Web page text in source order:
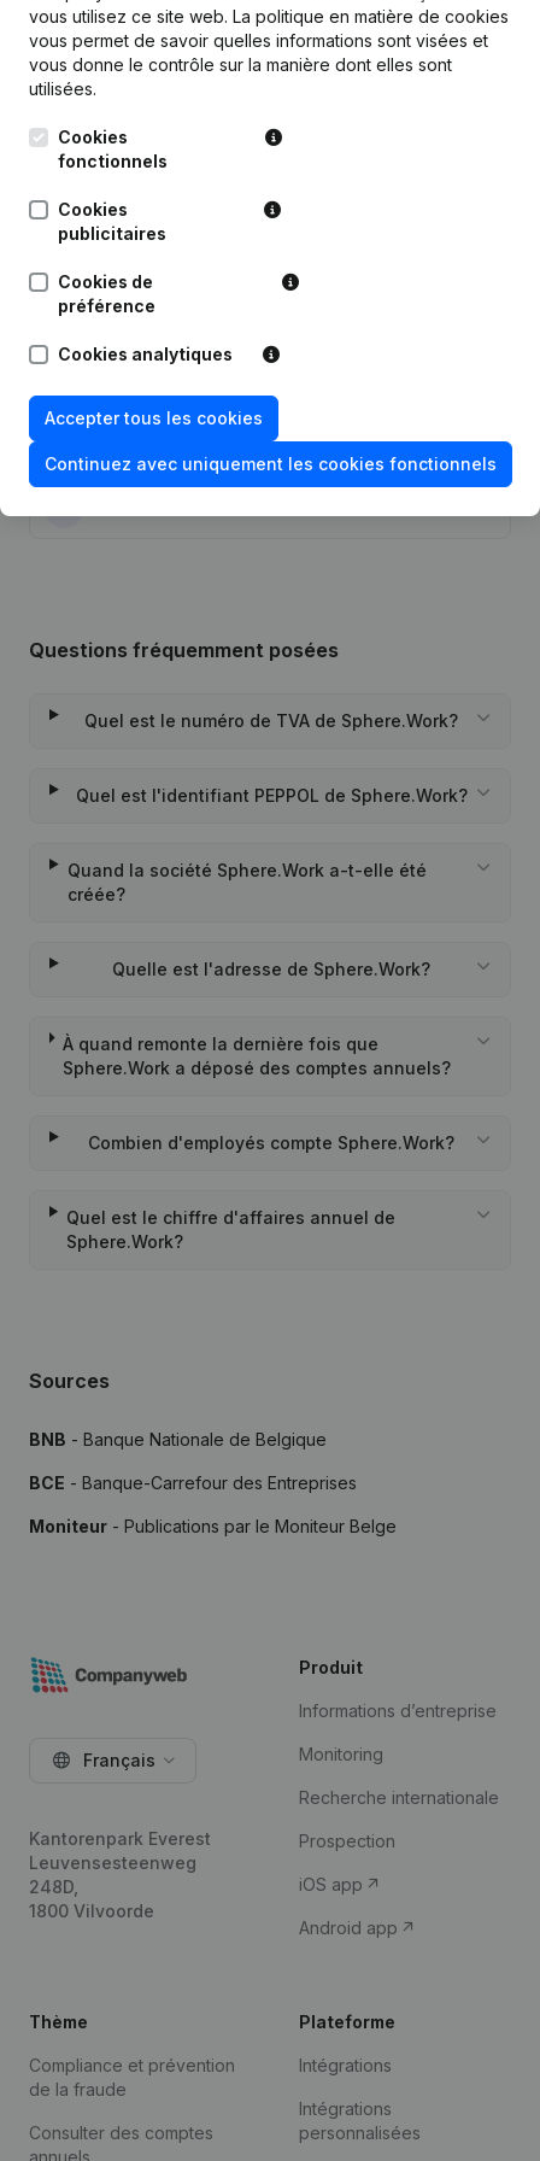
Publicationsde Sphere.Work
Date Publication
12-02-2026
Autres Modifications, …) -
26-03-2025 Demissions - Nominations
Statuts (Traduction, Coordination,
Questions fréquemment posées
Quel est le numéro de TVA de Sphere.Work?
Quel est l'identifiant PEPPOL de Sphere.Work?
Quand la société Sphere.Work a-t-elle été
créée?
Quelle est l'adresse de Sphere.Work?
À quand remonte la dernière fois que
Sphere.Work a déposé des comptes annuels?
Combien d'employés compte Sphere.Work?
Quel est le chiffre d'affaires annuel de
Sphere.Work?
Sources
BNB - Banque Nationale de Belgique
BCE - Banque-Carrefour des Entreprises
Moniteur - Publications par le Moniteur Belge
vous utilisez ce site web. La politique en matière de cookies
vous permet de savoir quelles informations sont visées et
vous donne le contrôle sur la manière dont elles sont
utilisées.
Cookies
fonctionnels
Cookies
publicitaires
Cookies de
préférence
Cookies analytiques
Accepter tous les cookies
Continuez avec uniquement les cookies fonctionnels
Français
Kantorenpark Everest
Leuvensesteenweg
248D,
1800 Vilvoorde
Produit
Informations d’entreprise
Monitoring
Recherche internationale
Prospection
iOS app
Android app
Thème
Compliance et prévention
de la fraude
Consulter des comptes
annuels
Plateforme
Intégrations
Intégrations
personnalisées